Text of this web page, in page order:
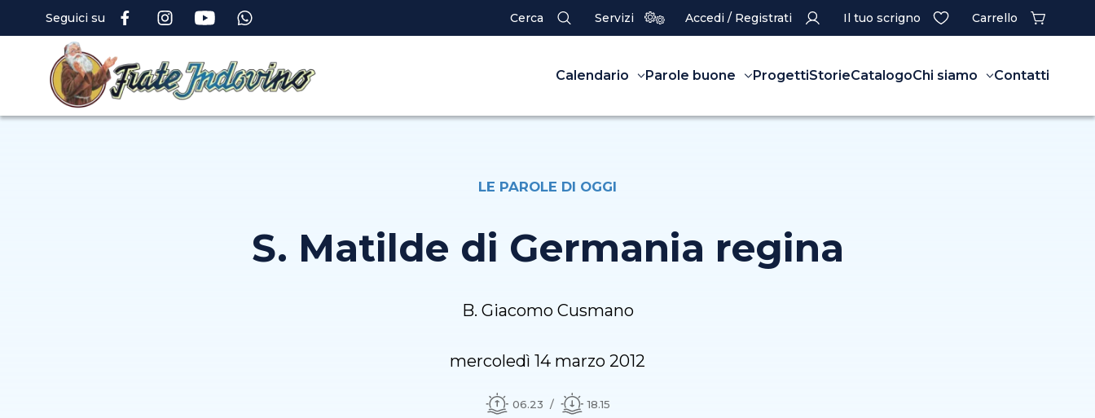
Seguici su Cerca Servizi Accedi / Registrati Il tuo scrigno Carrello
Calendario Parole buone ProgettiStorieCatalogoChi siamo Contatti
LE PAROLE DI OGGI
S. Matilde di Germania regina
B. Giacomo Cusmano
mercoledì 14 marzo 2012
06.23 18.15